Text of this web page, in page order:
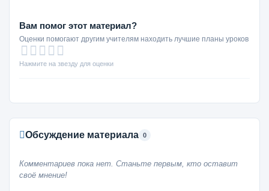
Вам помог этот материал?
Оценки помогают другим учителям находить лучшие планы уроков
Нажмите на звезду для оценки
Обсуждение материала 0
Комментариев пока нет. Станьте первым, кто оставит
своё мнение!